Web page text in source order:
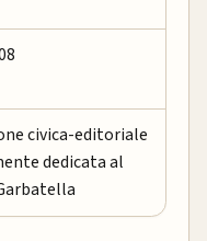
civica-editoriale
dedicata al